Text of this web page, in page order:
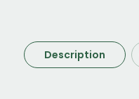
Description